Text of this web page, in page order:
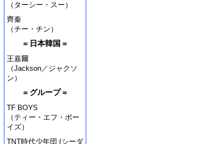
（ターシー・スー）
齊秦
（チー・チン）
= 日本韓国 =
王嘉爾
（Jackson／ジャクソ
ン）
= グループ =
TF BOYS
（ティー・エフ・ボー
イズ）
TNT時代少年団 (シーダ